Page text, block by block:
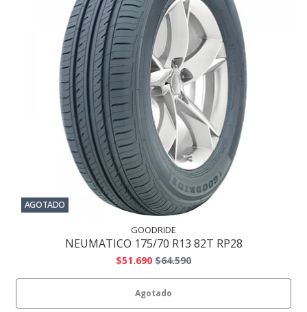
AGOTADO
GOODRIDE
NEUMATICO 175/70 R13 82T RP28
$51.690 $64.590
Agotado